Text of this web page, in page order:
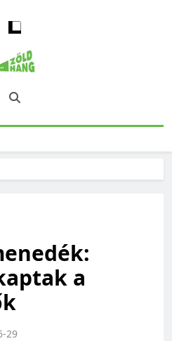
Magyarország
Hangja
Zöld Hang – Természet, Klímaváltozás,
Jövő
a
29